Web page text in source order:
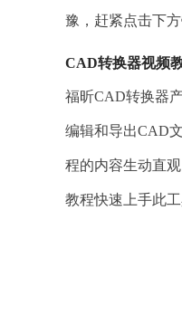
豫，赶紧点击下
CAD转换器视频
福昕CAD转换器
编辑和导出CAD
程的内容生动直
教程快速上手此